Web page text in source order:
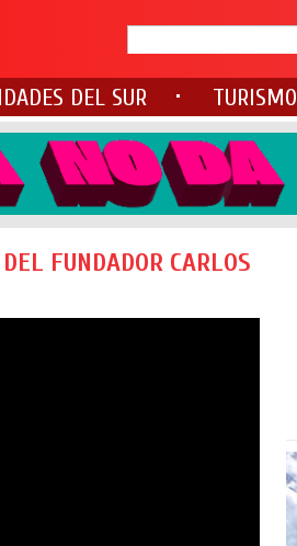
DEL SUR TURISMO
FUNDADOR CARLOS